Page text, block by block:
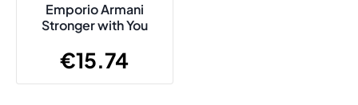
Emporio Armani
Stronger with You
€15.74